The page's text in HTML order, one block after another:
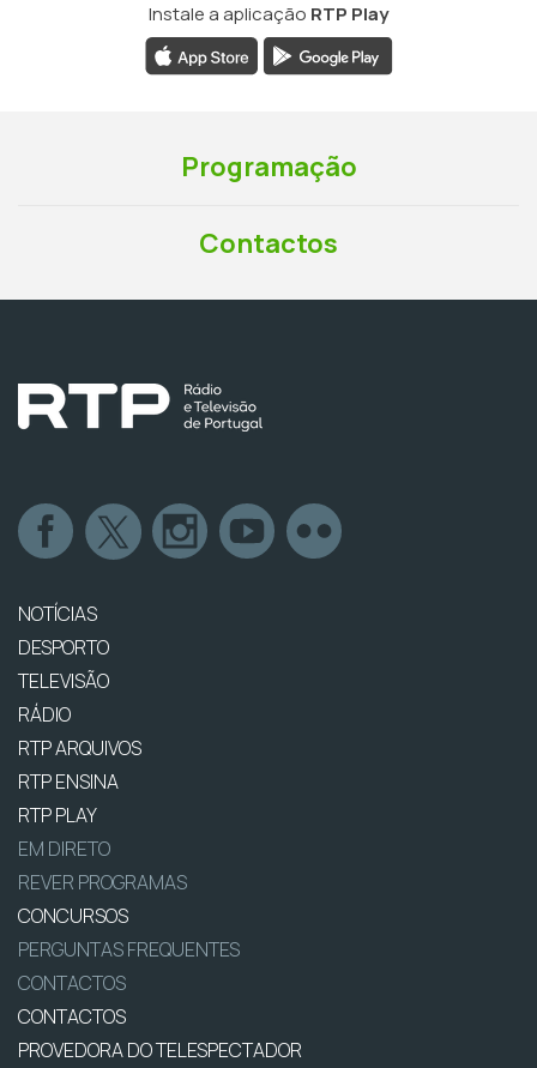
Instale a aplicação RTP Play
Programação
Contactos
NOTÍCIAS
DESPORTO
TELEVISÃO
RÁDIO
RTP ARQUIVOS
RTP ENSINA
RTP PLAY
EM DIRETO
REVER PROGRAMAS
CONCURSOS
PERGUNTAS FREQUENTES
CONTACTOS
CONTACTOS
PROVEDORA DO TELESPECTADOR